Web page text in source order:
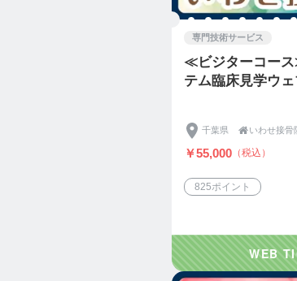
専門技術サービス
≪ビジターコー
テム臨床見学ウ
千葉県 いわせ接骨
￥55,000 （税込）
825ポイント